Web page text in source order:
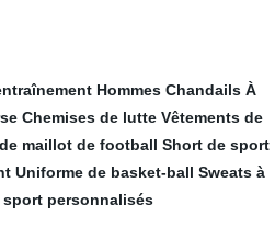
Hommes Chandails À
Chemises de lutte Vêtements de
maillot de football Short de sport
Uniforme de basket-ball Sweats à
sport personnalisés